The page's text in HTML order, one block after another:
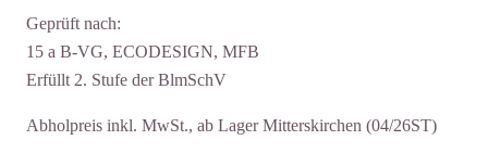
Geprüft nach:
15 a B-VG, ECODESIGN, MFB
Erfüllt 2. Stufe der BlmSchV
Abholpreis inkl. MwSt., ab Lager Mitterskirchen (04/26ST)